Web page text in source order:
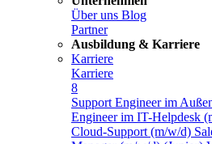
Über uns Blog
Partner
Ausbildung & Karriere
Karriere
Karriere
8
Support Engineer im
Engineer im IT-Helpdesk
Cloud-Support (m/w/d)